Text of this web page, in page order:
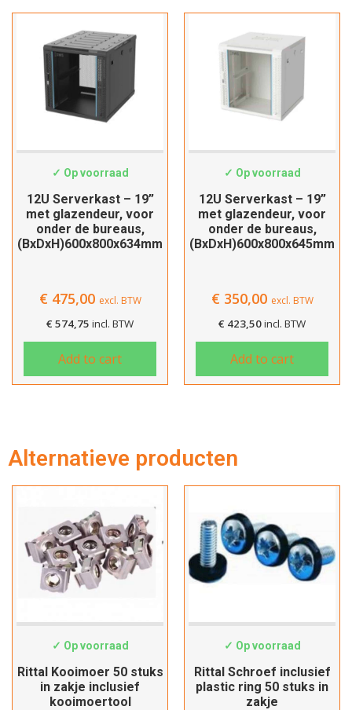
✓ Op voorraad
12U Serverkast – 19”
met glazendeur, voor
onder de bureaus,
(BxDxH)600x800x634mm
€475,00 excl. BTW
€ 574,75 incl. BTW
Add to cart
✓ Op voorraad
12U Serverkast – 19”
met glazendeur, voor
onder de bureaus,
(BxDxH)600x800x645mm
€350,00 excl. BTW
€ 423,50incl. BTW
Add to cart
Alternatieve producten
✓ Op voorraad
Rittal Kooimoer 50 stuks
in zakje inclusief
kooimoertool
✓ Op voorraad
Rittal Schroef inclusief
plastic ring 50 stuks in
zakje
Hartelijk dank!
aan uw winkelwagen!